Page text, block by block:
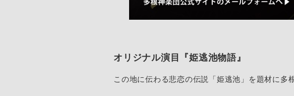
オリジナル演目『姫逃池物語』
この地に伝わる悲恋の伝説「姫逃池」を題材に多